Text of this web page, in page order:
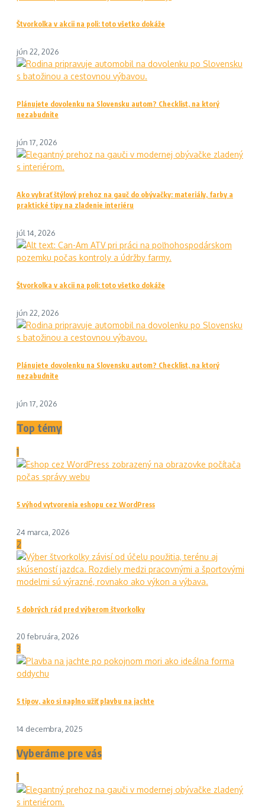
Štvorkolka v akcii na poli: toto všetko dokáže
jún 22, 2026
Plánujete dovolenku na Slovensku autom? Checklist, na ktorý
nezabudnite
jún 17, 2026
Ako vybrať štýlový prehoz na gauč do obývačky: materiály, farby a
praktické tipy na zladenie interiéru
júl 14, 2026
Štvorkolka v akcii na poli: toto všetko dokáže
jún 22, 2026
Plánujete dovolenku na Slovensku autom? Checklist, na ktorý
nezabudnite
jún 17, 2026
Top témy
1
5 výhod vytvorenia eshopu cez WordPress
24 marca, 2026
2
5 dobrých rád pred výberom štvorkolky
20 februára, 2026
3
5 tipov, ako si naplno užiť plavbu na jachte
14 decembra, 2025
Vyberáme pre vás
1